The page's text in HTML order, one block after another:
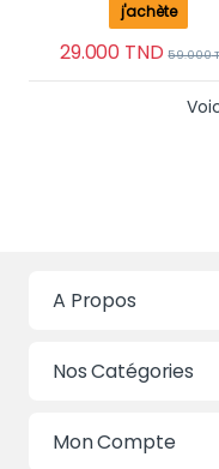
29.000 TND 59.000
j'achète
A Propos
Nos Catégories
Mon Compte